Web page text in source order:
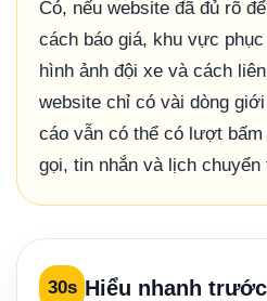
Có, nếu website đã đủ rõ
cách báo giá, khu vực
hình ảnh đội xe và cách
website chỉ có vài dòng
cáo vẫn có thể có lượt
gọi, tin nhắn và lịch chuyển
30s Hiểu nhanh